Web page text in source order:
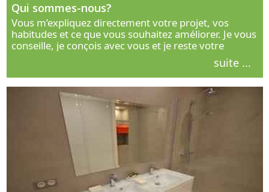
Qui sommes-nous?
Vous m’expliquez directement votre projet, vos
habitudes et ce que vous souhaitez améliorer. Je vous
conseille, je conçois avec vous et je reste votre
interlocuteur principal. Découvrez ma façon de vous
suite ...